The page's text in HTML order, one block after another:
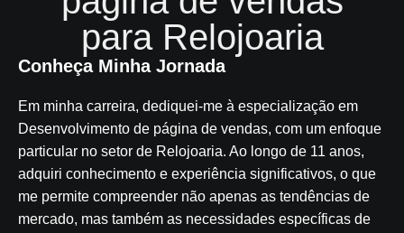
para Relojoaria
Conheça Minha Jornada
Em minha carreira, dediquei-me à especialização em
Desenvolvimento de página de vendas, com um enfoque
particular no setor de Relojoaria. Ao longo de 11 anos,
adquiri conhecimento e experiência significativos, o que
me permite compreender não apenas as tendências de
mercado, mas também as necessidades específicas de